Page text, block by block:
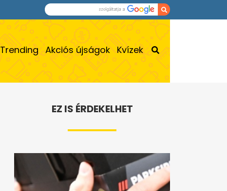
Trending Akciós újságok Kvízek
EZ IS ÉRDEKELHET